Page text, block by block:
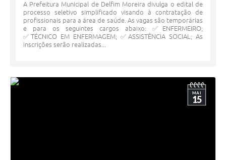
A Prefeitura Municipal de Delfim Moreira divulga o edital de
processo seletivo simplificado visando à contratação de
profissionais para a área de saúde. As vagas são temporárias
e para os seguintes cargos abaixo: ✅ENFERMEIRO;
✅TÉCNICO EM ENFERMAGEM; ✅ASSISTÊNCIA SOCIAL; As
inscrições serão realizadas...
MAI
15